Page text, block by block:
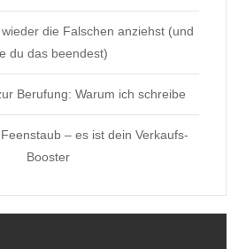
die Falschen anziehst (und
du das beendest)
Berufung: Warum ich schreibe
– es ist dein Verkaufs-
Booster